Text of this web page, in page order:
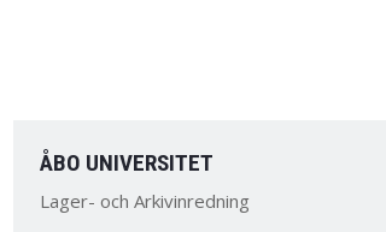
ÅBO UNIVERSITET
Lager- och Arkivinredning